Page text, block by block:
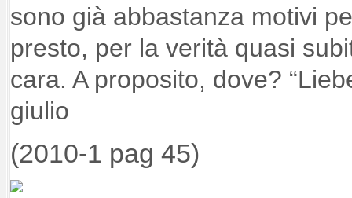
sono già abbastanza motivi
presto, per la verità quasi
cara. A proposito, dove?
giulio
(2010-1 pag 45)